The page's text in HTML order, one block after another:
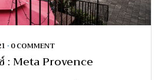
• 0 COMMENT
: Meta Provence